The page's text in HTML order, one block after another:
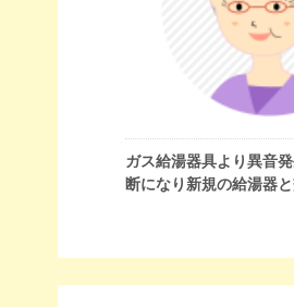
ガス給湯器具より異音
断になり新規の給湯器と